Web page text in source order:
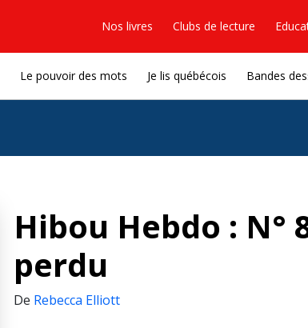
Nos livres Clubs de lecture
Le pouvoir des mots Je lis québécois Bandes
Hibou Hebdo : N°
perdu
De Rebecca Elliott